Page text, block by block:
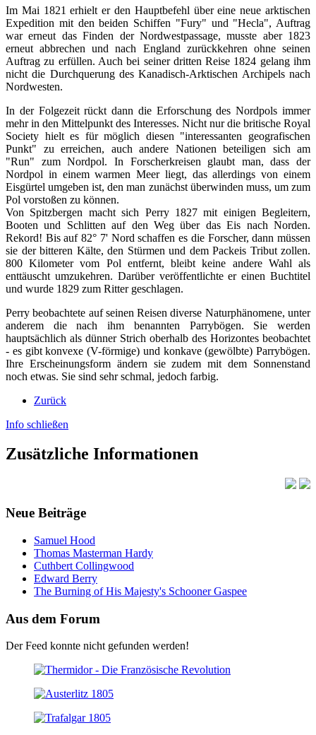
Im Mai 1821 erhielt er den Hauptbefehl über eine neue arktischen
Expedition mit den beiden Schiffen "Fury" und "Hecla", Auftrag
war erneut das Finden der Nordwestpassage, musste aber 1823
erneut abbrechen und nach England zurückkehren ohne seinen
Auftrag zu erfüllen. Auch bei seiner dritten Reise 1824 gelang ihm
nicht die Durchquerung des Kanadisch-Arktischen Archipels nach
Nordwesten.
In der Folgezeit rückt dann die Erforschung des Nordpols immer
mehr in den Mittelpunkt des Interesses. Nicht nur die britische Royal
Society hielt es für möglich diesen "interessanten geografischen
Punkt" zu erreichen, auch andere Nationen beteiligen sich am
"Run" zum Nordpol. In Forscherkreisen glaubt man, dass der
Nordpol in einem warmen Meer liegt, das allerdings von einem
Eisgürtel umgeben ist, den man zunächst überwinden muss, um zum
Pol vorstoßen zu können.
Von Spitzbergen macht sich Perry 1827 mit einigen Begleitern,
Booten und Schlitten auf den Weg über das Eis nach Norden.
Rekord! Bis auf 82° 7' Nord schaffen es die Forscher, dann müssen
sie der bitteren Kälte, den Stürmen und dem Packeis Tribut zollen.
800 Kilometer vom Pol entfernt, bleibt keine andere Wahl als
enttäuscht umzukehren. Darüber veröffentlichte er einen Buchtitel
und wurde 1829 zum Ritter geschlagen.
Perry beobachtete auf seinen Reisen diverse Naturphänomene, unter
anderem die nach ihm benannten Parrybögen. Sie werden
hauptsächlich als dünner Strich oberhalb des Horizontes beobachtet
- es gibt konvexe (V-förmige) und konkave (gewölbte) Parrybögen.
Ihre Erscheinungsform ändern sie zudem mit dem Sonnenstand
noch etwas. Sie sind sehr schmal, jedoch farbig.
Zurück
Info schließen
Zusätzliche Informationen
Neue Beiträge
Samuel Hood
Thomas Masterman Hardy
Cuthbert Collingwood
Edward Berry
The Burning of His Majesty's Schooner Gaspee
Aus dem Forum
Der Feed konnte nicht gefunden werden!